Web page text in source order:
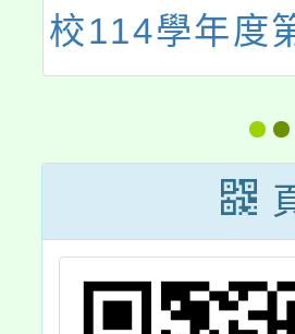
校114學年度
次教師甄選